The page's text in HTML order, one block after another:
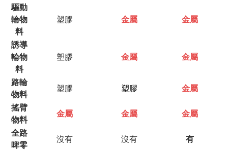
驅動
輪物
料
塑膠 金屬 金屬
誘導
輪物
料
塑膠 金屬 金屬
路輪
物料
塑膠 塑膠
金屬
搖臂
物料
金屬 金屬
金屬
全路
啤零
沒有 沒有 有